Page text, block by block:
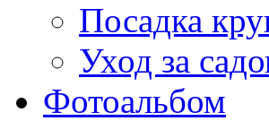
Посадка
Уход за
Фотоальбом